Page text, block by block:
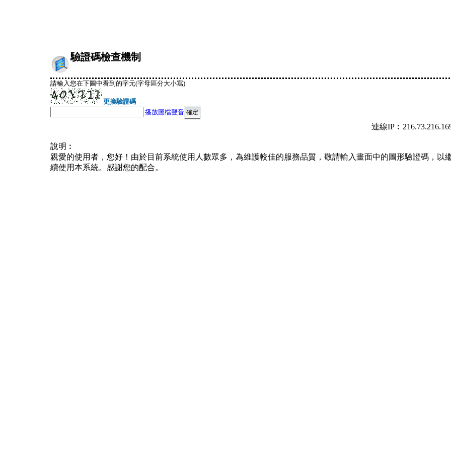
驗證碼檢查機制
請輸入您在下圖中看到的字元(字母區分大小寫)
更換驗證碼
播放圖檔聲音
連線
說明︰
親愛的使用者，您好！由於目前系統使用人數眾多，為維護較佳的服務品質，敬請輸入畫面中的圖形驗證碼，以
續使用本系統。感謝您的配合。